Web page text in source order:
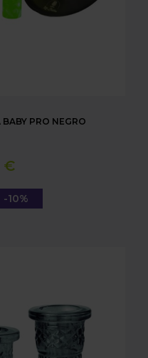
PRO NEGRO
€
-10%
BABY